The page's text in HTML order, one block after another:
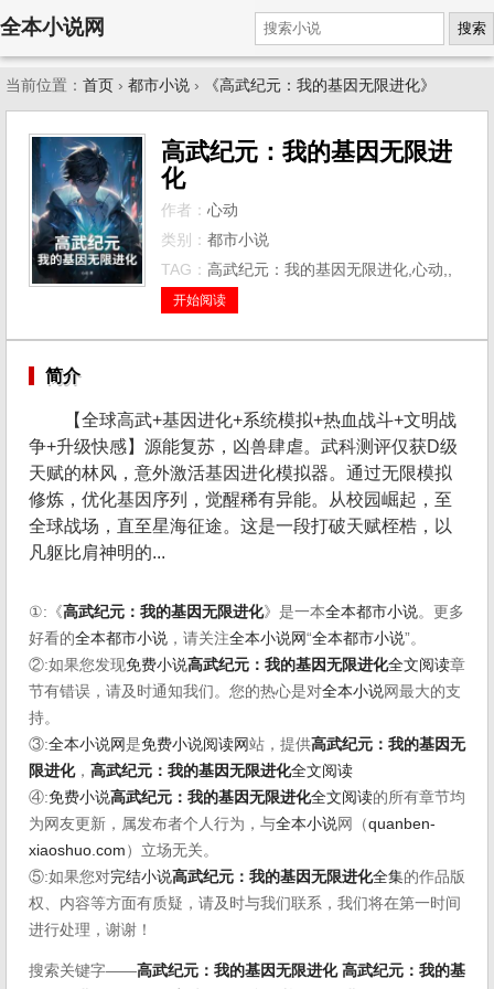
全本小说网 搜索
当前位置： 首页 › 都市小说 › 《高武纪元：我的基因无限进化》
高武纪元：我的基因无限进
化
作者： 心动
类别： 都市小说
TAG： 高武纪元：我的基因无限进化,心动,,
开始阅读
简介
【全球高武+基因进化+系统模拟+热血战斗+文明战
争+升级快感】源能复苏，凶兽肆虐。武科测评仅获D级
天赋的林风，意外激活基因进化模拟器。通过无限模拟
修炼，优化基因序列，觉醒稀有异能。从校园崛起，至
全球战场，直至星海征途。这是一段打破天赋桎梏，以
凡躯比肩神明的...
①:《高武纪元：我的基因无限进化》是一本全本都市小说。更多
好看的全本都市小说 ，请关注全本小说网“全本都市小说”。
②:如果您发现免费小说高武纪元：我的基因无限进化全文阅读章
节有错误，请及时通知我们。您的热心是对全本小说网最大的支
持。
③:全本小说网是免费小说阅读网站，提供高武纪元：我的基因无
限进化， 高武纪元：我的基因无限进化全文阅读
④:免费小说高武纪元：我的基因无限进化全文阅读的所有章节均
为网友更新，属发布者个人行为，与全本小说网（quanben-
xiaoshuo.com ）立场无关。
⑤:如果您对完结小说高武纪元：我的基因无限进化全集的作品版
权、内容等方面有质疑，请及时与我们联系，我们将在第一时间
进行处理，谢谢！
搜索关键字——高武纪元：我的基因无限进化 高武纪元：我的基